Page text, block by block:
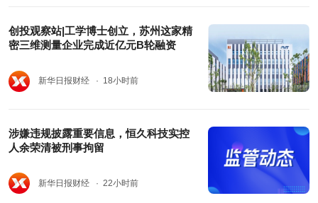
创投观察站|工学博士创立，苏州这家精
密三维测量企业完成近亿元B轮融资
新华日报财经 · 18小时前
涉嫌违规披露重要信息，恒久科技实控
人余荣清被刑事拘留
新华日报财经 · 22小时前